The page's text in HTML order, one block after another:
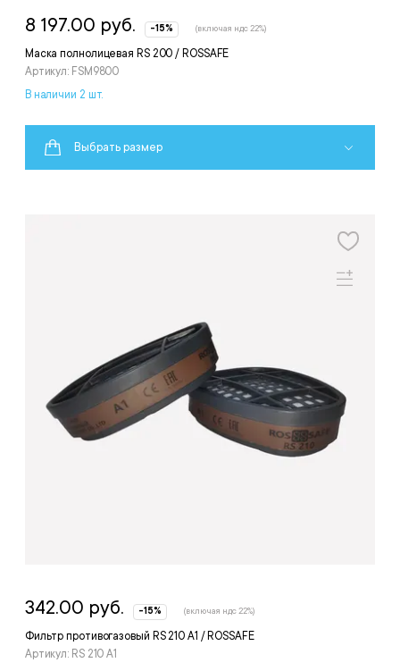
Маска полнолицевая RS 200 / ROSSAFE
Артикул: FSM9800
8 197.00 руб. -15% (включая ндс 22%)
В наличии 2 шт.
Выбрать размер
Фильтр противогазовый RS 210 А1 / ROSSAFE
Артикул: RS 210 А1
342.00 руб. -15% (включая ндс 22%)